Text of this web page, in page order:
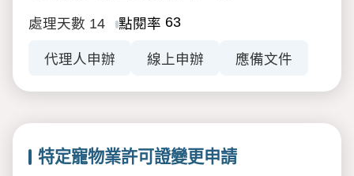
處理天數 14 點閱率 63
代理人申辦 線上申辦 應備文件
特定寵物業許可證變更申請